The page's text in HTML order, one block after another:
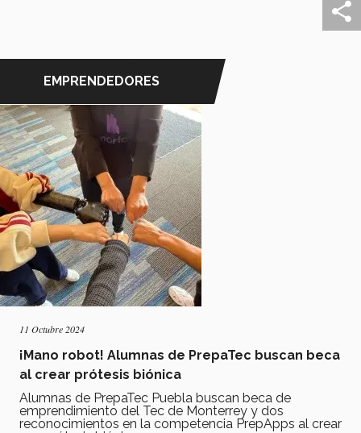
EMPRENDEDORES
11 Octubre 2024
¡Mano robot! Alumnas de PrepaTec buscan beca
al crear prótesis biónica
Alumnas de PrepaTec Puebla buscan beca de
emprendimiento del Tec de Monterrey y dos
reconocimientos en la competencia PrepApps al crear